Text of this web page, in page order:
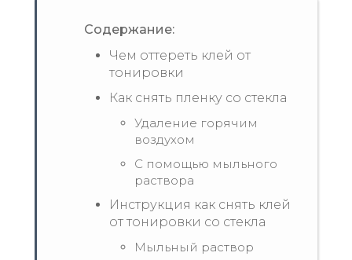
Содержание:
Чем оттереть клей от
тонировки
Как снять пленку со стекла
Удаление горячим
воздухом
С помощью мыльного
раствора
Инструкция как снять клей
от тонировки со стекла
Мыльный раствор